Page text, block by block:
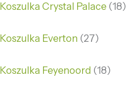
Koszulka Crystal Palace 18
Koszulka Everton 27
Koszulka Feyenoord 18